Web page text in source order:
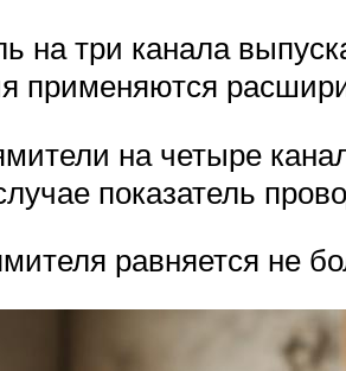
три канала
применяются
на четыре
показатель
равняется не